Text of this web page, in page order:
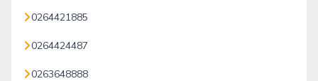
0264421885
0264424487
0263648888